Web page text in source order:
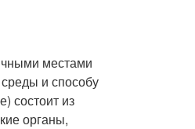
местами
и способу
состоит из
органы,